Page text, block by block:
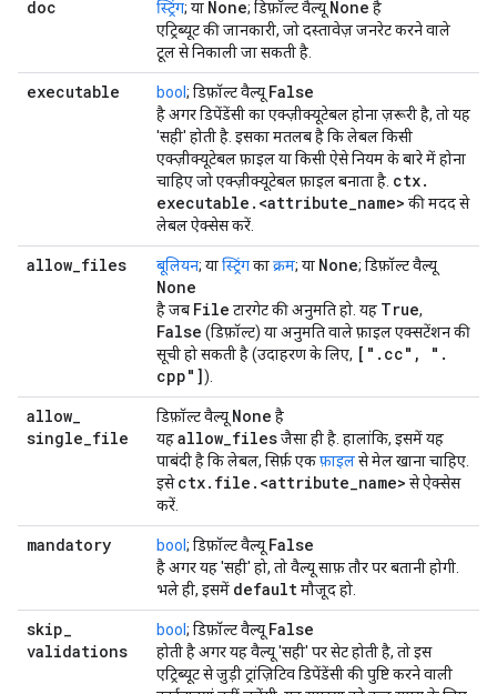
doc स्ट्रिंग; या None; डिफ़ॉल्ट वैल्यू None है
एट्रिब्यूट की जानकारी, जो दस्तावेज़ जनरेट करने वाले
टूल से निकाली जा सकती है.
executable bool ; डिफ़ॉल्ट वैल्यू False
है अगर डिपेंडेंसी का एक्ज़ीक्यूटेबल होना ज़रूरी है, तो यह
'सही' होती है. इसका मतलब है कि लेबल किसी
एक्ज़ीक्यूटेबल फ़ाइल या किसी ऐसे नियम के बारे में होना
चाहिए जो एक्ज़ीक्यूटेबल फ़ाइल बनाता है. ctx.
executable . <attribute_name> की मदद से
लेबल ऐक्सेस करें.
allow_files बूलियन; यास्ट्रिंगकाक्रम; या None; डिफ़ॉल्ट वैल्यू
None
है जब File टारगेट की अनुमति हो. यह True,
False (डिफ़ॉल्ट) या अनुमति वाले फ़ाइल एक्सटेंशन की
सूची हो सकती है (उदाहरण के लिए, [" . cc" , " .
cpp"]).
allow_
single_file
डिफ़ॉल्ट वैल्यू None है
यहallow_filesजैसा ही है. हालांकि, इसमें यह
पाबंदी है कि लेबल, सिर्फ़ एकफ़ाइलसे मेल खाना चाहिए.
इसेctx. file . <attribute_name> से ऐक्सेस
करें.
mandatory bool ; डिफ़ॉल्ट वैल्यू False
है अगर यह 'सही' हो, तो वैल्यू साफ़ तौर पर बतानी होगी.
भले ही, इसमें defaultमौजूद हो.
skip_
validations
bool ; डिफ़ॉल्ट वैल्यू False
होती है अगर यह वैल्यू 'सही' पर सेट होती है, तो इस
एट्रिब्यूट से जुड़ी ट्रांज़िटिव डिपेंडेंसी की पुष्टि करने वाली